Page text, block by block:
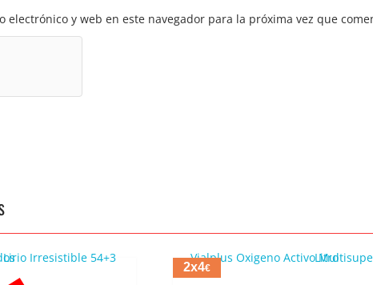
electrónico y web en este navegador para la próxima vez que
2x4€